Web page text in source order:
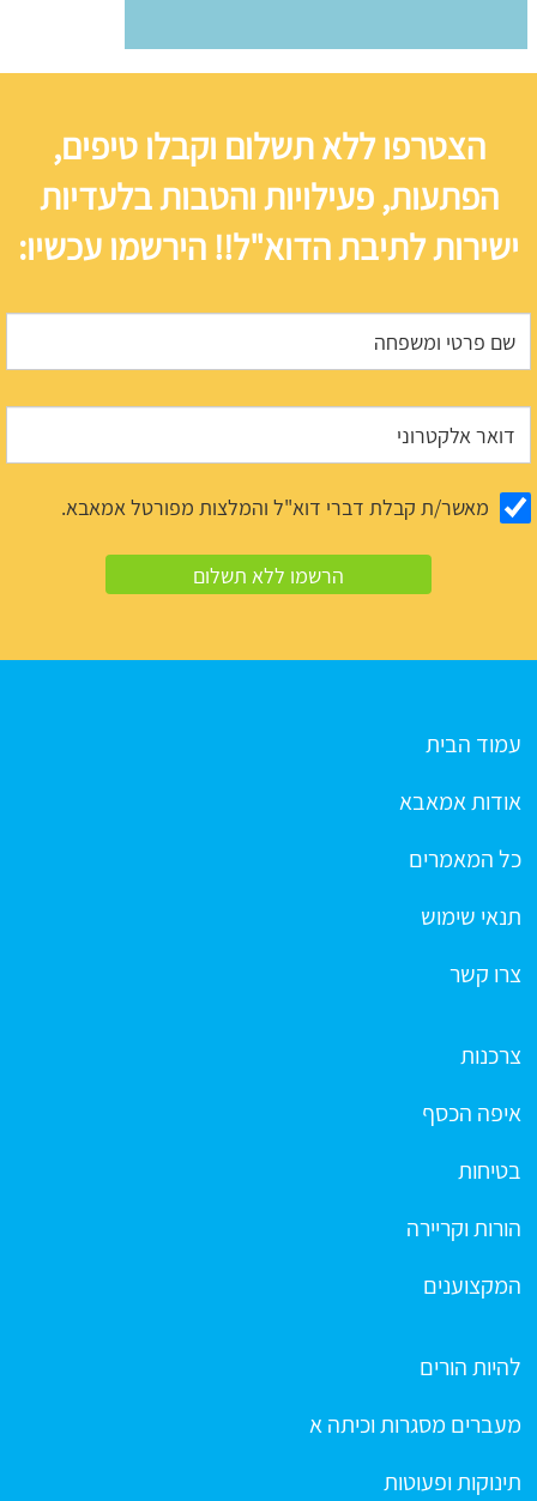
הצטרפו ללא תשלום וקבלו טיפים,
הפתעות, פעילויות והטבות בלעדיות
ישירות לתיבת הדוא"ל!! הירשמו עכשיו:
מאשר/ת קבלת דברי דוא"ל והמלצות מפורטל אמאבא.
עמוד הבית
אודות אמאבא
כל המאמרים
תנאי שימוש
צרו קשר
צרכנות
איפה הכסף
בטיחות
הורות וקריירה
המקצוענים
להיות הורים
מעברים מסגרות וכיתה א
תינוקות ופעוטות